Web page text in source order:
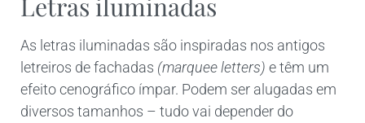
As letras iluminadas são inspiradas nos antigos
letreiros de fachadas (marquee letters) e têm um
efeito cenográfico ímpar. Podem ser alugadas em
diversos tamanhos – tudo vai depender do